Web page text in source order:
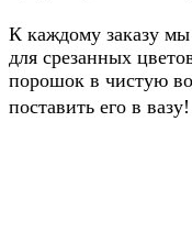
К каждому заказу мы
для срезанных
порошок в чистую
поставить его в вазу!